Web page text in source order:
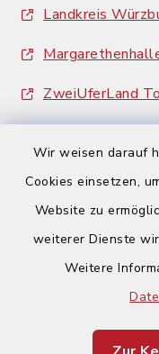
Wir weisen darauf
Cookies einsetzen,
Website zu
weiterer Dienste
Weitere
Landkreis
ZweiUferLand